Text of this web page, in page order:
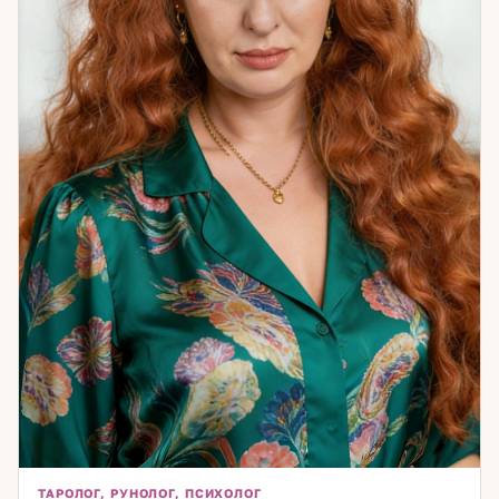
ТАРОЛОГ, РУНОЛОГ, ПСИХОЛОГ